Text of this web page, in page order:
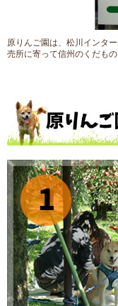
原りんご園は、松川インタ
売所に寄って信州のくだも